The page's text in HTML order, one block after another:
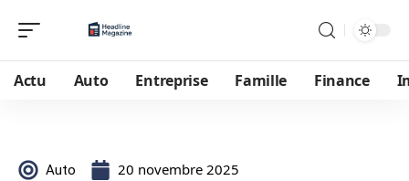
Actu Auto Entreprise Famille Finance
Auto 20 novembre 2025